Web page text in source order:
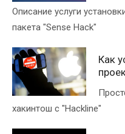
Описание услуги
пакета "Sense Hack"
Как
хакинтош с "Hackline"